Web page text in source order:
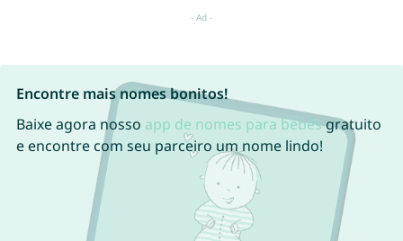
Encontre mais nomes bonitos!
Baixe agora nosso app de nomes para bebêsgratuito
e encontre com seu parceiro um nome lindo!